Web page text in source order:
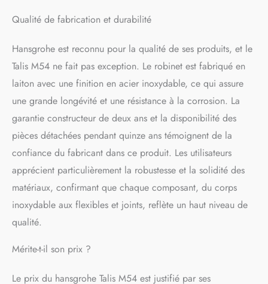
Qualité de fabrication et durabilité
Hansgrohe est reconnu pour la qualité de ses produits, et le
Talis M54 ne fait pas exception. Le robinet est fabriqué en
laiton avec une finition en acier inoxydable, ce qui assure
une grande longévité et une résistance à la corrosion. La
garantie constructeur de deux ans et la disponibilité des
pièces détachées pendant quinze ans témoignent de la
confiance du fabricant dans ce produit. Les utilisateurs
apprécient particulièrement la robustesse et la solidité des
matériaux, confirmant que chaque composant, du corps
inoxydable aux flexibles et joints, reflète un haut niveau de
qualité.
Mérite-t-il son prix ?
Le prix du hansgrohe Talis M54 est justifié par ses